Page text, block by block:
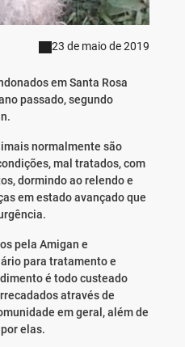
23 de maio de 2019
em Santa Rosa
passado, segundo
normalmente são
mal tratados, com
dormindo ao relendo e
em estado avançado que
pela Amigan e
para tratamento e
é todo custeado
através de
em geral, além de
elas.